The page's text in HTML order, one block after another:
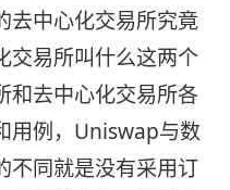
去中心化交易所究竟
交易所叫什么这两个
和去中心化交易所各
用例，Uniswap与数
不同就是没有采用订